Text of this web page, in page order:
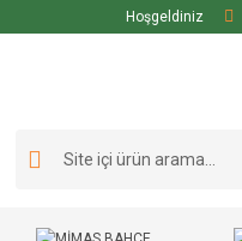
Hoşgeldiniz